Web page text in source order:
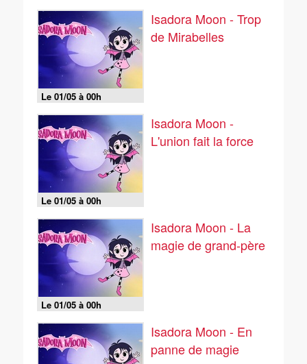
Le 01/05 à 00h
Isadora Moon - Trop
de Mirabelles
Le 01/05 à 00h
Isadora Moon -
L'union fait la force
Le 01/05 à 00h
Isadora Moon - La
magie de grand-père
Isadora Moon - En
panne de magie